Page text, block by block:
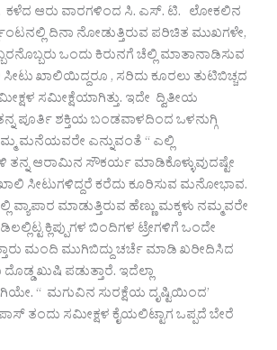
ಕಳೆದ ಆರು ವಾರಗಳಿಂದ ಸಿ. ಎಸ್. ಟಿ. ಲೋಕಲಿನ
ದಿನಾ ನೋಡುತ್ತಿರುವ ಪರಿಚಿತ ಮುಖಗಳೇ,
ಒಂದು ಕಿರುನಗೆ ಚೆಲ್ಲಿ ಮಾತಾನಾಡಿಸುವ
ಖಾಲಿಯಿದ್ದರೂ , ಸರಿದು ಕೂರಲು ತುಟಿಬಿಚ್ಚದ
ಸಮೀಕ್ಷೆಯಾಗಿತ್ತು. ಇದೇ ದ್ವಿತೀಯ
ಪೂರ್ತಿ ಶಕ್ತಿಯ ಬಂಡವಾಳದಿಂದ ಒಳನುಗ್ಗಿ
ಮನೆಯವರೇ ಎನ್ನುವಂತೆ “ ಎಲ್ಲಿ
ತನ್ನ ಆರಾಮಿನ ಸೌಕರ್ಯ ಮಾಡಿಕೊಳ್ಳುವುದಷ್ಟೇ
ಸೀಟುಗಳಿದ್ದರೆ ಕರೆದು ಕೂರಿಸುವ ಮನೋಭಾವ.
ವ್ಯಾಪಾರ ಮಾಡುತ್ತಿರುವ ಹೆಣ್ಣು ಮಕ್ಕಳು ನಮ್ಮವರೇ
ಕ್ಲಿಪ್ಪುಗಳ ಬಿಂದಿಗಳ ಟ್ರೇಗಳಿಗೆ ಒಂದೇ
ಮಂದಿ ಮುಗಿಬಿದ್ದು ಚರ್ಚೆ ಮಾಡಿ ಖರೀದಿಸಿದ
ಖುಷಿ ಪಡುತ್ತಾರೆ. ಇದೆಲ್ಲಾ
“ ಮಗುವಿನ ಸುರಕ್ಷೆಯ ದೃಷ್ಟಿಯಿಂದ’
ತಂದು ಸಮೀಕ್ಷಳ ಕೈಯಲಿಟ್ಟಾಗ ಒಪ್ಪದೆ ಬೇರೆ